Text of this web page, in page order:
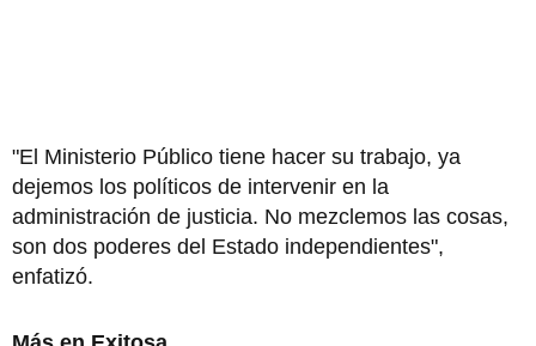
"El Ministerio Público tiene hacer su trabajo, ya
dejemos los políticos de intervenir en la
administración de justicia. No mezclemos las cosas,
son dos poderes del Estado independientes",
enfatizó.